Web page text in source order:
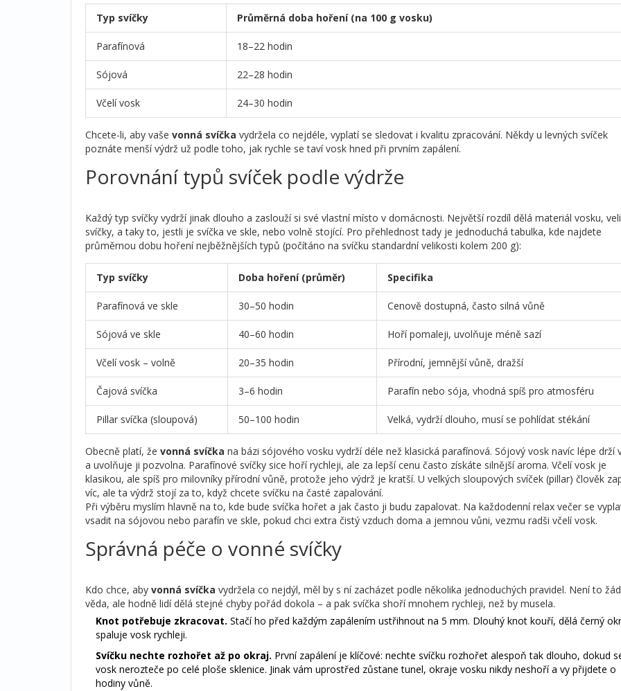
Typ svíčky Průměrná doba hoření (na 100 g vosku)
Parafínová 18–22 hodin
Sójová 22–28 hodin
Včelí vosk 24–30 hodin
Chcete-li, aby vaše vonná svíčka vydržela co nejdéle, vyplatí se sledovat i kvalitu zpracování. Někdy u levných svíček
poznáte menší výdrž už podle toho, jak rychle se taví vosk hned při prvním zapálení.
Porovnání typů svíček podle výdrže
Každý typ svíčky vydrží jinak dlouho a zaslouží si své vlastní místo v domácnosti. Největší rozdíl dělá materiál vosku,
svíčky, a taky to, jestli je svíčka ve skle, nebo volně stojící. Pro přehlednost tady je jednoduchá tabulka, kde najdete
průměrnou dobu hoření nejběžnějších typů (počítáno na svíčku standardní velikosti kolem 200 g):
Typ svíčky Doba hoření (průměr) Specifika
Parafínová ve skle 30–50 hodin Cenově dostupná, často silná vůně
Sójová ve skle 40–60 hodin Hoří pomaleji, uvolňuje méně sazí
Včelí vosk – volně 20–35 hodin Přírodní, jemnější vůně, dražší
Čajová svíčka 3–6 hodin Parafín nebo sója, vhodná spíš pro atmosféru
Pillar svíčka (sloupová) 50–100 hodin Velká, vydrží dlouho, musí se pohlídat stékání
Obecně platí, že vonná svíčka na bázi sójového vosku vydrží déle než klasická parafínová. Sójový vosk navíc lépe drží
a uvolňuje ji pozvolna. Parafínové svíčky sice hoří rychleji, ale za lepší cenu často získáte silnější aroma. Včelí vosk je
klasikou, ale spíš pro milovníky přírodní vůně, protože jeho výdrž je kratší. U velkých sloupových svíček (pillar) člověk
víc, ale ta výdrž stojí za to, když chcete svíčku na časté zapalování.
Při výběru myslím hlavně na to, kde bude svíčka hořet a jak často ji budu zapalovat. Na každodenní relax večer se
vsadit na sójovou nebo parafín ve skle, pokud chci extra čistý vzduch doma a jemnou vůni, vezmu radši včelí vosk.
Správná péče o vonné svíčky
Kdo chce, aby vonná svíčka vydržela co nejdýl, měl by s ní zacházet podle několika jednoduchých pravidel. Není to
věda, ale hodně lidí dělá stejné chyby pořád dokola – a pak svíčka shoří mnohem rychleji, než by musela.
Knot potřebuje zkracovat. Stačí ho před každým zapálením ustřihnout na 5 mm. Dlouhý knot kouří, dělá černý
spaluje vosk rychleji.
Svíčku nechte rozhořet až po okraj. První zapálení je klíčové: nechte svíčku rozhořet alespoň tak dlouho, dokud
vosk nerozteče po celé ploše sklenice. Jinak vám uprostřed zůstane tunel, okraje vosku nikdy neshoří a vy přijdete o
hodiny vůně.